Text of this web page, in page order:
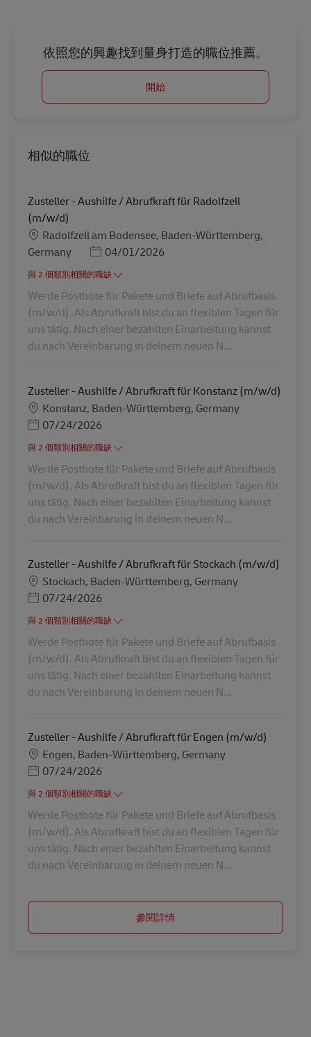
依照您的興趣找到量身打造的職位推薦。
開始
相似的職位
Zusteller - Aushilfe / Abrufkraft für Radolfzell
(m/w/d)
地點Radolfzell am Bodensee, Baden-Württemberg,
Germany
Posted Date
04/01/2026
與 2 個類別相關的職缺
Werde Postbote für Pakete und Briefe auf Abrufbasis
(m/w/d). Als Abrufkraft bist du an flexiblen Tagen für
uns tätig. Nach einer bezahlten Einarbeitung kannst
du nach Vereinbarung in deinem neuen N...
Zusteller - Aushilfe / Abrufkraft für Konstanz (m/w/d)
地點Konstanz, Baden-Württemberg, Germany
Posted Date
07/24/2026
與 2 個類別相關的職缺
Werde Postbote für Pakete und Briefe auf Abrufbasis
(m/w/d). Als Abrufkraft bist du an flexiblen Tagen für
uns tätig. Nach einer bezahlten Einarbeitung kannst
du nach Vereinbarung in deinem neuen N...
Zusteller - Aushilfe / Abrufkraft für Stockach (m/w/d)
地點Stockach, Baden-Württemberg, Germany
Posted Date
07/24/2026
與 2 個類別相關的職缺
Werde Postbote für Pakete und Briefe auf Abrufbasis
(m/w/d). Als Abrufkraft bist du an flexiblen Tagen für
uns tätig. Nach einer bezahlten Einarbeitung kannst
du nach Vereinbarung in deinem neuen N...
Zusteller - Aushilfe / Abrufkraft für Engen (m/w/d)
地點Engen, Baden-Württemberg, Germany
Posted Date
07/24/2026
與 2 個類別相關的職缺
Werde Postbote für Pakete und Briefe auf Abrufbasis
(m/w/d). Als Abrufkraft bist du an flexiblen Tagen für
uns tätig. Nach einer bezahlten Einarbeitung kannst
du nach Vereinbarung in deinem neuen N...
參閱詳情